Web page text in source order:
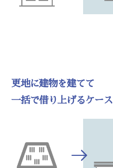
更地に建物を建てて
一括で借り上げるケース